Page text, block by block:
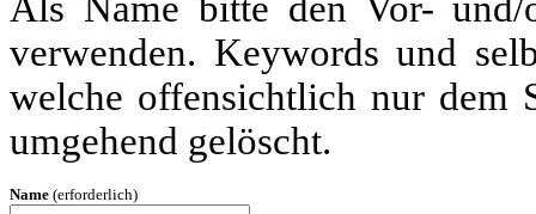
Als Name bitte den Vor- und/
verwenden. Keywords und
welche offensichtlich nur dem
umgehend gelöscht.
Name (erforderlich)